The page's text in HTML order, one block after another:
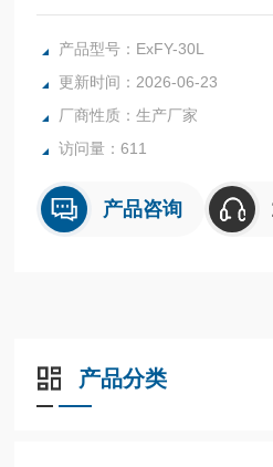
取，也可以用于常温反应。
产品型号：ExFY-30L
更新时间：2026-06-23
厂商性质：生产厂家
访问量：611
产品咨询
产品分类